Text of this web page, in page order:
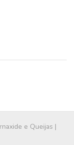
e Queijas |